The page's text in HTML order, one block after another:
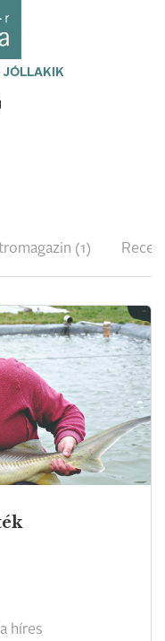
JÓLLAKIK
(1)
híres